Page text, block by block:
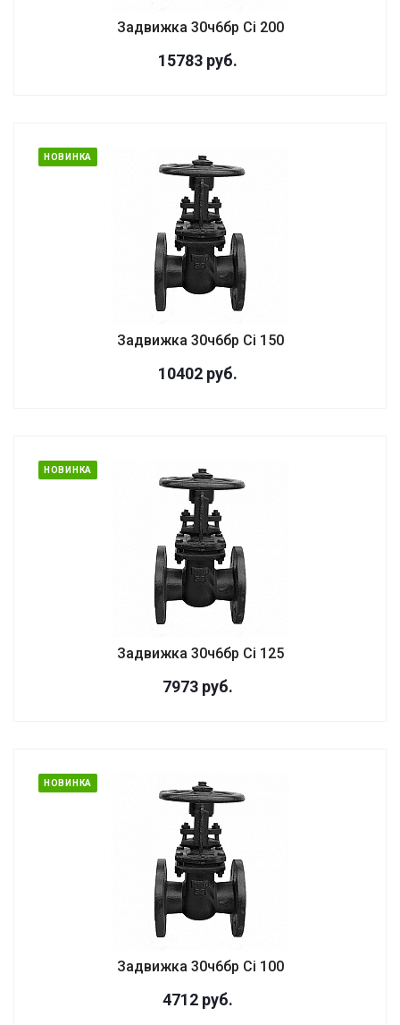
Задвижка 30ч6бр Ci 200
15783 руб.
НОВИНКА
Задвижка 30ч6бр Ci 150
10402 руб.
НОВИНКА
Задвижка 30ч6бр Ci 125
7973 руб.
НОВИНКА
Задвижка 30ч6бр Ci 100
4712 руб.